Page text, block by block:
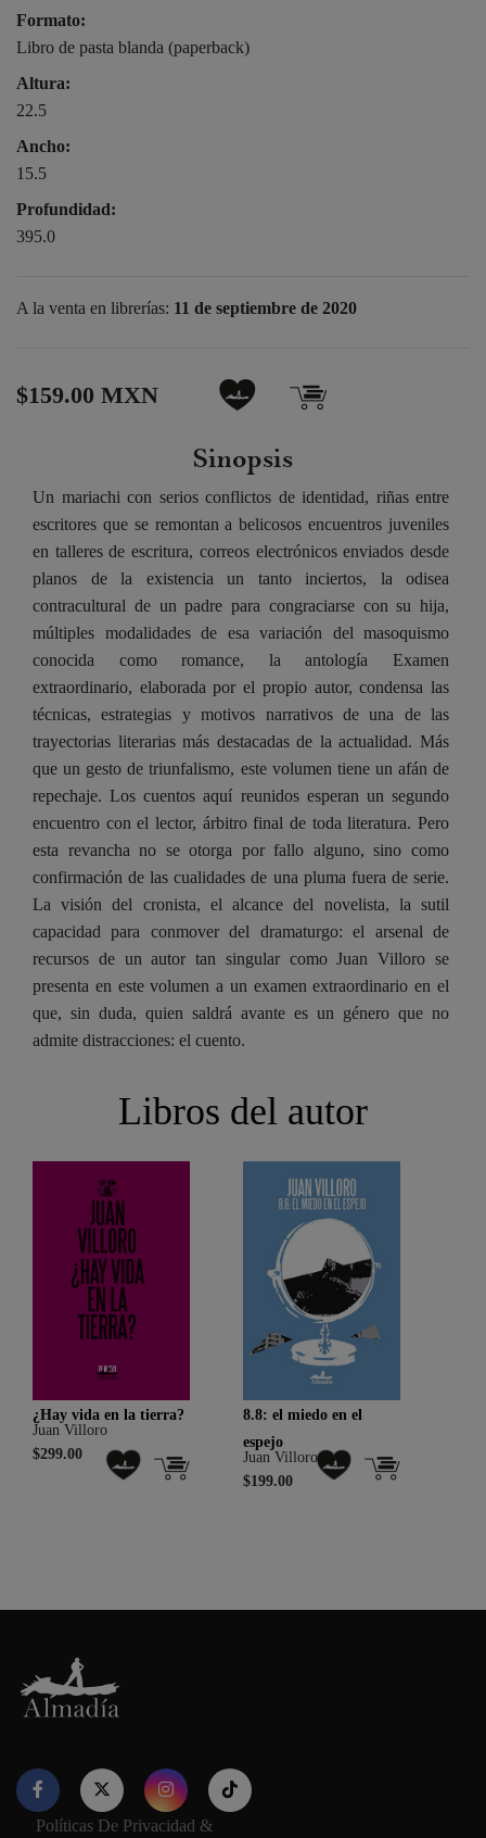
Formato:
Libro de pasta blanda (paperback)
Altura:
22.5
Ancho:
15.5
Profundidad:
395.0
A la venta en librerías: 11 de septiembre de 2020
$159.00 MXN
Sinopsis
Un mariachi con serios conflictos de identidad, riñas entre
escritores que se remontan a belicosos encuentros juveniles
en talleres de escritura, correos electrónicos enviados desde
planos de la existencia un tanto inciertos, la odisea
contracultural de un padre para congraciarse con su hija,
múltiples modalidades de esa variación del masoquismo
conocida como romance, la antología Examen
extraordinario, elaborada por el propio autor, condensa las
técnicas, estrategias y motivos narrativos de una de las
trayectorias literarias más destacadas de la actualidad. Más
que un gesto de triunfalismo, este volumen tiene un afán de
repechaje. Los cuentos aquí reunidos esperan un segundo
encuentro con el lector, árbitro final de toda literatura. Pero
esta revancha no se otorga por fallo alguno, sino como
confirmación de las cualidades de una pluma fuera de serie.
La visión del cronista, el alcance del novelista, la sutil
capacidad para conmover del dramaturgo: el arsenal de
recursos de un autor tan singular como Juan Villoro se
presenta en este volumen a un examen extraordinario en el
que, sin duda, quien saldrá avante es un género que no
admite distracciones: el cuento.
Libros del autor
¿Hay vida en la tierra?
Juan Villoro
$299.00
8.8: el miedo en el
espejo
Juan Villoro
$199.00
Nuestro sitio web utiliza cookies para proporcionar su
Políticas De Privacidad &